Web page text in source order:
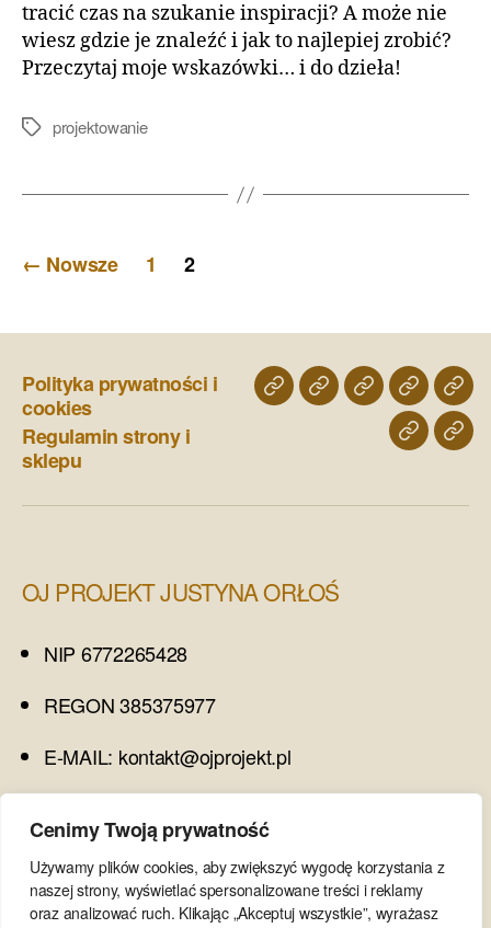
Cenimy Twoją prywatność
Używamy plików cookies, aby zwiększyć wygodę korzystania z
naszej strony, wyświetlać spersonalizowane treści i reklamy
oraz analizować ruch. Klikając „Akceptuj wszystkie”, wyrażasz
tracić czas na szukanie inspiracji? A może nie
wiesz gdzie je znaleźć i jak to najlepiej zrobić?
Przeczytaj moje wskazówki… i do dzieła!
Tagi projektowanie
Stronicowanie
← Nowsze 1 2
Polityka prywatności i
cookies
Regulamin strony i
sklepu
o
porfolioprojekty
wnętrz
inwestycyjnych
home
staging
blog
OJ PROJEKT JUSTYNA ORŁOŚ
NIP 6772265428
REGON 385375977
E-MAIL: kontakt@ojprojekt.pl
OBSERWUJ MNIE